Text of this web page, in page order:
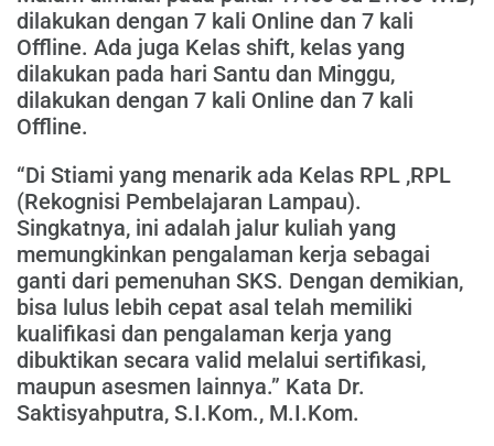
dilakukan dengan 7 kali Online dan 7 kali
Offline. Ada juga Kelas shift, kelas yang
dilakukan pada hari Santu dan Minggu,
dilakukan dengan 7 kali Online dan 7 kali
Offline.
“Di Stiami yang menarik ada Kelas RPL ,RPL
(Rekognisi Pembelajaran Lampau).
Singkatnya, ini adalah jalur kuliah yang
memungkinkan pengalaman kerja sebagai
ganti dari pemenuhan SKS. Dengan demikian,
bisa lulus lebih cepat asal telah memiliki
kualifikasi dan pengalaman kerja yang
dibuktikan secara valid melalui sertifikasi,
maupun asesmen lainnya.” Kata Dr.
Saktisyahputra, S.I.Kom., M.I.Kom.